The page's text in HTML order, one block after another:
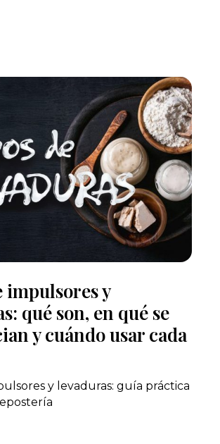
impulsores y
qué son, en qué se
y cuándo usar cada
y levaduras: guía práctica